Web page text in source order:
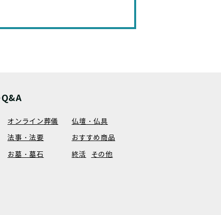
オンライン葬儀
仏壇・仏具
法事・法要
おすすめ商品
お墓・墓石
終活 その他